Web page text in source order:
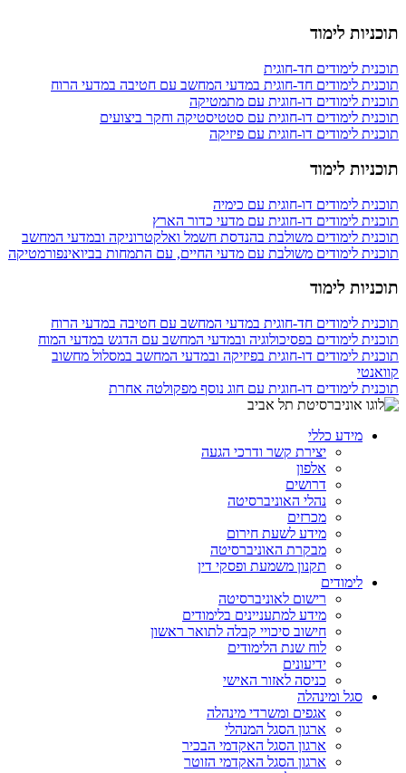
תוכניות לימוד
תוכנית לימודים חד-חוגית
תוכנית לימודים חד-חוגית במדעי המחשב עם חטיבה במדעי הרוח
תוכנית לימודים דו-חוגית עם מתמטיקה
תוכנית לימודים דו-חוגית עם סטטיסטיקה וחקר ביצועים
תוכנית לימודים דו-חוגית עם פיזיקה
תוכניות לימוד
תוכנית לימודים דו-חוגית עם כימיה
תוכנית לימודים דו-חוגית עם מדעי כדור הארץ
תוכנית לימודים משולבת בהנדסת חשמל ואלקטרוניקה ובמדעי המחשב
תוכנית לימודים משולבת עם מדעי החיים, עם התמחות בביואינפורמטיקה
תוכניות לימוד
תוכנית לימודים חד-חוגית במדעי המחשב עם חטיבה במדעי הרוח
תוכנית לימודים בפסיכולוגיה ובמדעי המחשב עם הדגש במדעי המוח
תוכנית לימודים דו-חוגית בפיזיקה ובמדעי המחשב במסלול מחשוב
קוואנטי
תוכנית לימודים דו-חוגית עם חוג נוסף מפקולטה אחרת
מידע כללי
יצירת קשר ודרכי הגעה
אלפון
דרושים
נהלי האוניברסיטה
מכרזים
מידע לשעת חירום
מבקרת האוניברסיטה
תקנון משמעת ופסקי דין
לימודים
רישום לאוניברסיטה
מידע למתעניינים בלימודים
חישוב סיכויי קבלה לתואר ראשון
לוח שנת הלימודים
ידיעונים
כניסה לאזור האישי
סגל ומינהלה
אגפים ומשרדי מינהלה
ארגון הסגל המנהלי
ארגון הסגל האקדמי הבכיר
ארגון הסגל האקדמי הזוטר